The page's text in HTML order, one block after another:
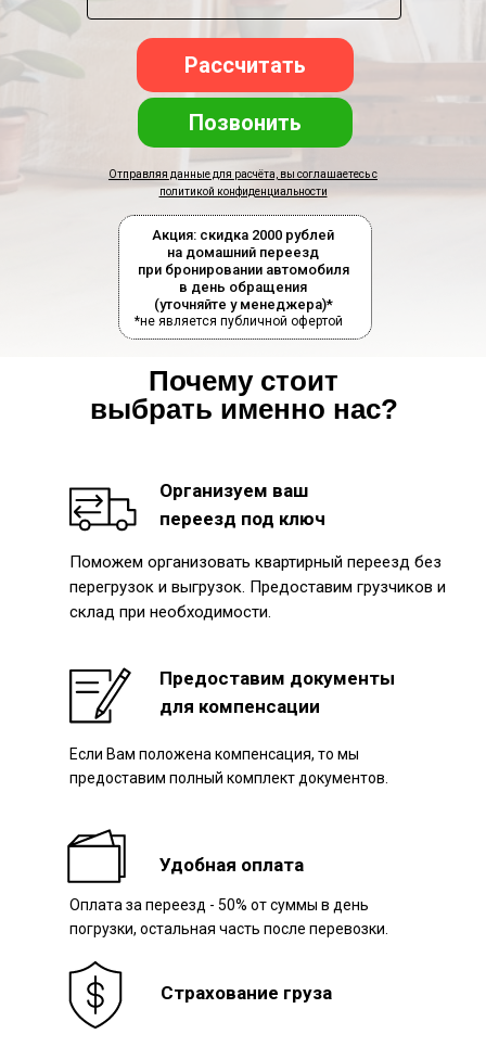
Рассчитать
Отправляя данные для расчёта, вы соглашаетесь с
политикой конфиденциальности
Акция: скидка 2000 рублей
на домашний переезд
при бронировании автомобиля
в день обращения
(уточняйте у менеджера)*
*не является публичной офертой
Позвонить
Почему стоит
выбрать именно нас?
Организуем ваш
переезд под ключ
Предоставим документы
для компенсации
Страхование груза
Удобная оплата
Поможем организовать квартирный переезд без
перегрузок и выгрузок. Предоставим грузчиков и
склад при необходимости.
Если Вам положена компенсация, то мы
предоставим полный комплект документов.
Оплата за переезд - 50% от суммы в день
погрузки, остальная часть после перевозки.